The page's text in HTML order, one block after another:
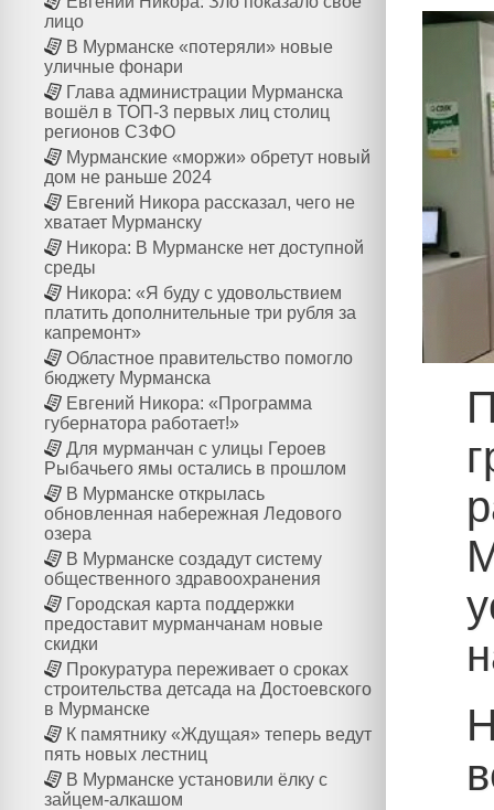
лицо
В Мурманске «потеряли» новые
уличные фонари
Глава администрации Мурманска
вошёл в ТОП-3 первых лиц столиц
регионов СЗФО
Мурманские «моржи» обретут новый
дом не раньше 2024
Евгений Никора рассказал, чего не
хватает Мурманску
Никора: В Мурманске нет доступной
среды
Никора: «Я буду с удовольствием
платить дополнительные три рубля за
капремонт»
Областное правительство помогло
бюджету Мурманска
Евгений Никора: «Программа
губернатора работает!»
Для мурманчан с улицы Героев
Рыбачьего ямы остались в прошлом
В Мурманске открылась
обновленная набережная Ледового
озера
В Мурманске создадут систему
общественного здравоохранения
Городская карта поддержки
предоставит мурманчанам новые
скидки
Прокуратура переживает о сроках
строительства детсада на Достоевского
в Мурманске
К памятнику «Ждущая» теперь ведут
пять новых лестниц
В Мурманске установили ёлку с
зайцем-алкашом